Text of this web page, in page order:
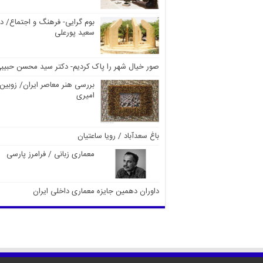
بوم گرایی- فرهنگ و اجتماع/
سعید پورعلی
صور خیال شهر را پاک کردیم- دکتر سید محسن
بررسی هنر معاصر ایران/ زوبین
امیری
باغ سعدآباد / رویا ساعتیان
معماری زبانی / فرامرز پارسی
داوران دهمین جایزه معماری داخلی ایران